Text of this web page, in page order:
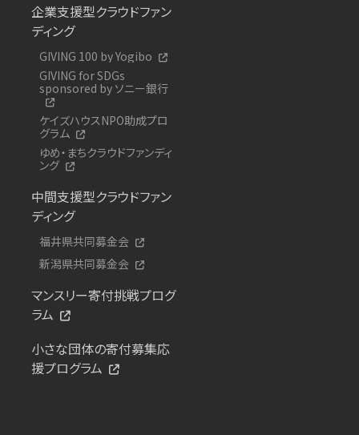
企業支援型クラウドファン
ディング
GIVING 100 by Yogibo
GIVING for SDGs
sponsored by ソニー銀行
ケイズハウスNPO助成プロ
グラム
ゆめ・まちクラウドファンディ
ング
中間支援型クラウドファン
ディング
福井県共同募金会
新潟県共同募金会
マンスリー寄付挑戦プログ
ラム
小さな団体の寄付募集応
援プログラム